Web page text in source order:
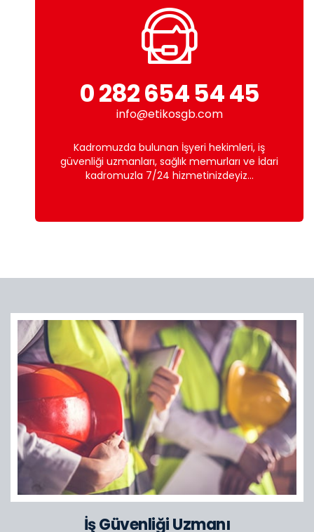
0 282 654 54 45
info@etikosgb.com
Kadromuzda bulunan İşyeri hekimleri, iş
güvenliği uzmanları, sağlık memurları ve İdari
kadromuzla 7/24 hizmetinizdeyiz...
İş Güvenliği Uzmanı